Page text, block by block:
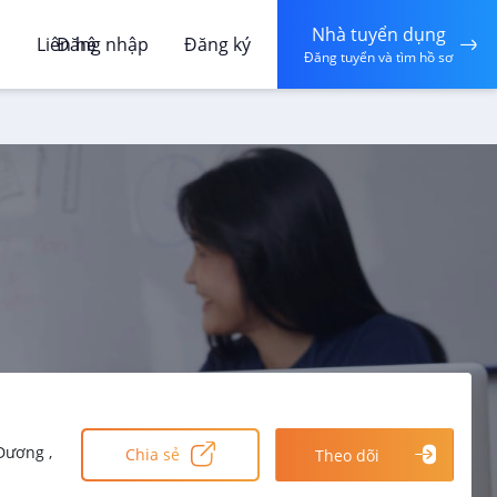
Liên hệ
Đăng nhập Đăng ký Nhà tuyển dụng
Đăng tuyển và tìm hồ sơ
, Chia sẻ Theo dõi